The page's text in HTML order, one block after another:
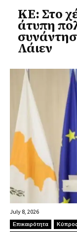
ΚΕ: Στο
άτυπη
Λάιεν
July 8, 2026
Επικαιρότητα Κύπρος